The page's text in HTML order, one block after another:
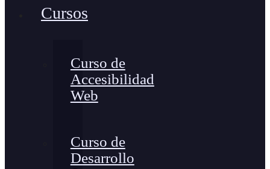
Cursos
Curso de
Accesibilidad
Web
Curso de
Desarrollo